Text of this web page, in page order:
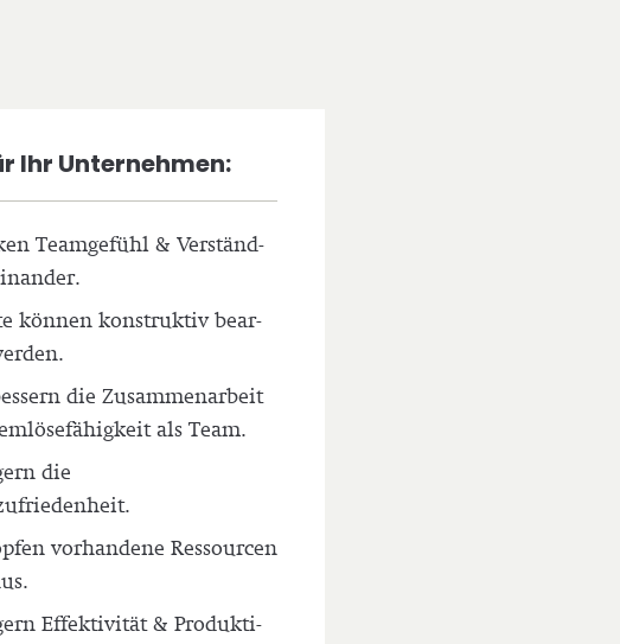
Ihr Unternehmen:
Team­ge­fühl & Ver­ständ­
können kon­struk­tiv bear­
die Zusam­men­ar­beit
als Team.
die
vor­han­de­ne Res­sour­cen
Effek­ti­vi­tät & Pro­duk­ti­